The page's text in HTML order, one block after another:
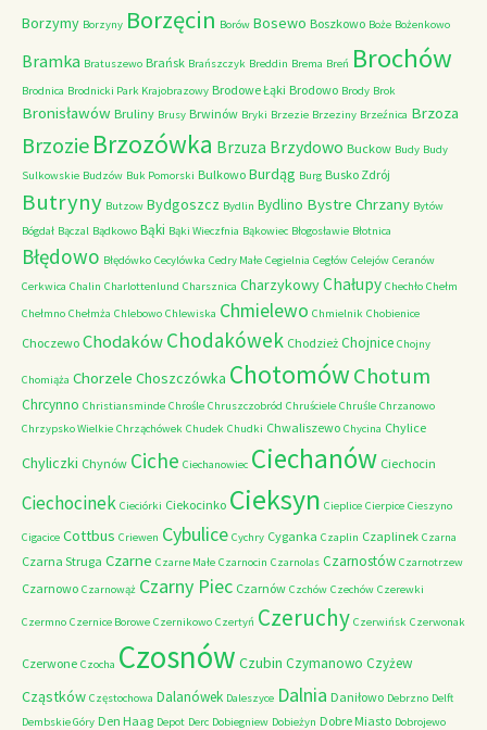
Borzymy Borzyny Borzęcin Borów Bosewo Boszkowo Boże Bożenkowo
Bramka Bratuszewo Brańsk Brańszczyk Breddin Brema Breń Brochów
Brodnica Brodnicki Park Krajobrazowy Brodowe Łąki Brodowo Brody Brok
Bronisławów Bruliny Brusy Brwinów Bryki Brzezie Brzeziny Brzeźnica Brzoza
Brzozie Brzozówka Brzuza Brzydowo Buckow Budy Budy
Sulkowskie Budzów Buk Pomorski Bulkowo Burdąg Burg Busko Zdrój
Butryny Butzow Bydgoszcz Bydlin Bydlino Bystre Chrzany Bytów
Bógdał Bączal Bądkowo Bąki Bąki Wieczfnia Bąkowiec Błogosławie Błotnica
Błędowo Błędówko Cecylówka Cedry Małe Cegielnia Cegłów Celejów Ceranów
Cerkwica Chalin Charlottenlund Charsznica CharzykowyChałupy Chechło Chełm
Chełmno Chełmża Chlebowo Chlewiska Chmielewo Chmielnik Chobienice
Choczewo ChodakówChodakówek Chodzież Chojnice Chojny
Chomiąża Chorzele Choszczówka ChotomówChotum
Chrcynno Christiansminde Chrośle Chruszczobród Chruściele Chruśle Chrzanowo
Chrzypsko Wielkie Chrząchówek Chudek Chudki Chwaliszewo Chycina Chylice
Chyliczki Chynów Ciche Ciechanowiec Ciechanów Ciechocin
Ciechocinek Cieciórki Ciekocinko Cieksyn Cieplice Cierpice Cieszyno
Cigacice Cottbus Criewen Cybulice Cychry Cyganka Czaplin Czaplinek Czarna
Czarna Struga Czarne Czarne Małe Czarnocin Czarnolas Czarnostów Czarnotrzew
Czarnowo Czarnowąż Czarny Piec Czarnów Czchów Czechów Czerewki
Czermno Czernice Borowe Czernikowo Czertyń Czeruchy Czerwińsk Czerwonak
Czerwone Czocha Czosnów Czubin Czymanowo Czyżew
Cząstków Częstochowa Dalanówek Daleszyce Dalnia Daniłowo Debrzno Delft
Dembskie Góry Den Haag Depot Derc Dobiegniew Dobieżyn Dobre Miasto Dobrojewo